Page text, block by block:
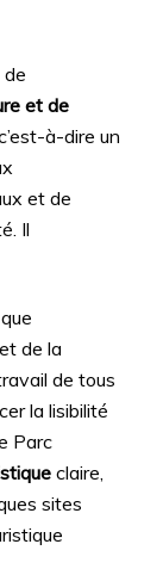
et de
à-dire un
et de
Il
de la
de tous
la lisibilité
Parc
claire,
sites